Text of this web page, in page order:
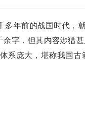
年前的战国时代，
字，但其内容涉猎
系庞大，堪称我国